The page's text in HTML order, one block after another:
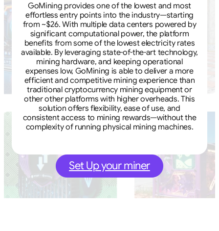
GoMining provides one of the lowest and most
effortless entry points into the industry—starting
from ~$26. With multiple data centers powered by
significant computational power, the platform
benefits from some of the lowest electricity rates
available. By leveraging state-of-the-art technology,
mining hardware, and keeping operational
expenses low, GoMining is able to deliver a more
efficient and competitive mining experience than
traditional cryptocurrency mining equipment or
other other platforms with higher overheads. This
solution offers flexibility, ease of use, and
consistent access to mining rewards—without the
complexity of running physical mining machines.
Set Up your miner